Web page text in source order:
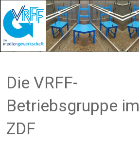
Inhalt
springen
Die VRFF-
Betriebsgruppe im
ZDF